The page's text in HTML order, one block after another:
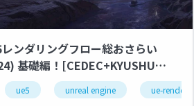
ンダリングフロー総おさらい
ue5 unreal engine ue-rendering